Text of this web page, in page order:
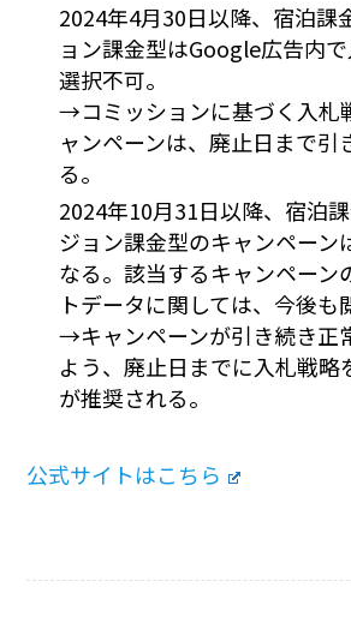
2024年4月30日以降、宿泊課
ョン課金型はGoogle広告内
選択不可。
→コミッションに基づく入札
ャンペーンは、廃止日まで引
る。
2024年10月31日以降、宿泊
ジョン課金型のキャンペーン
なる。該当するキャンペーン
トデータに関しては、今後も
→キャンペーンが引き続き正
よう、廃止日までに入札戦略
が推奨される。
公式サイトはこちら